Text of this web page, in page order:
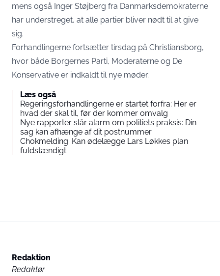
mens også Inger Støjberg fra Danmarksdemokraterne
har understreget, at alle partier bliver nødt til at give
sig.
Forhandlingerne fortsætter tirsdag på Christiansborg,
hvor både Borgernes Parti, Moderaterne og De
Konservative er indkaldt til nye møder.
Læs også
Regeringsforhandlingerne er startet forfra: Her er
hvad der skal til, før der kommer omvalg
Nye rapporter slår alarm om politiets praksis: Din
sag kan afhænge af dit postnummer
Chokmelding: Kan ødelægge Lars Løkkes plan
fuldstændigt
Redaktion
Redaktør